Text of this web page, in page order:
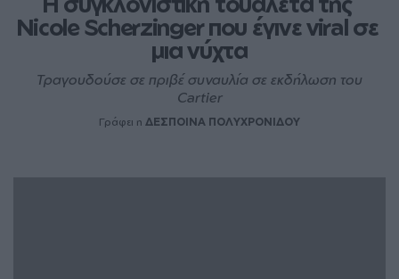
Nicole Scherzinger που έγινε viral σε
μια νύχτα
Τραγουδούσε σε πριβέ συναυλία σε εκδήλωση του
Cartier
Γράφει η ΔΕΣΠΟΙΝΑ ΠΟΛΥΧΡΟΝΙΔΟΥ